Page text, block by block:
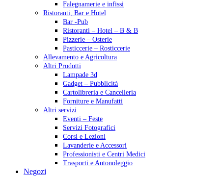
Falegnamerie e infissi
Ristoranti, Bar e Hotel
Bar -Pub
Ristoranti – Hotel – B & B
Pizzerie – Osterie
Pasticcerie – Rosticcerie
Allevamento e Agricoltura
Altri Prodotti
Lampade 3d
Gadget – Pubblicità
Cartolibreria e Cancelleria
Forniture e Manufatti
Altri servizi
Eventi – Feste
Servizi Fotografici
Corsi e Lezioni
Lavanderie e Accessori
Professionisti e Centri Medici
Trasporti e Autonoleggio
Negozi